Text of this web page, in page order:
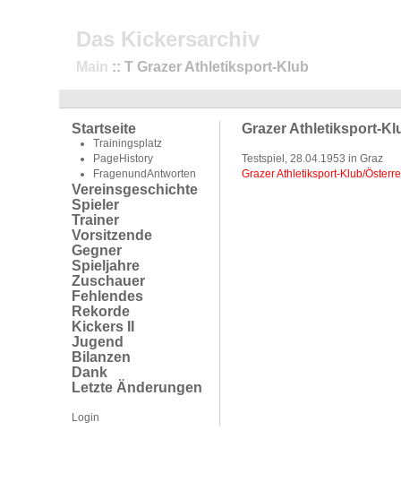
Das Kickersarchiv
Main :: T Grazer Athletiksport-Klub
Startseite
Trainingsplatz
PageHistory
FragenundAntworten
Vereinsgeschichte
Spieler
Trainer
Vorsitzende
Gegner
Spieljahre
Zuschauer
Fehlendes
Rekorde
Kickers II
Jugend
Bilanzen
Dank
Letzte Änderungen
Login
Grazer Athletiksport-
Testspiel, 28.04.1953 in Graz
Grazer Athletiksport-Klub/